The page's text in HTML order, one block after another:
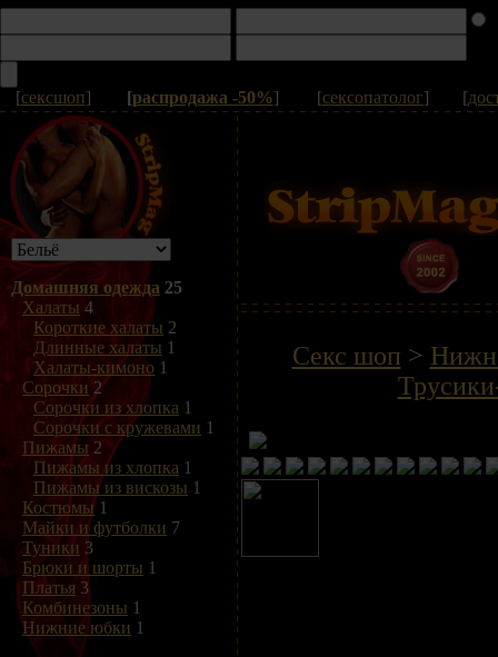
[сексшоп] [распродажа -50%] [сексопатолог] [
Домашняя одежда 25
Халаты 4
Короткие халаты 2
Длинные халаты 1
Халаты-кимоно 1
Сорочки 2
Сорочки из хлопка 1
Сорочки с кружевами 1
Пижамы 2
Пижамы из хлопка 1
Пижамы из вискозы 1
Костюмы1
Майки и футболки 7
Туники 3
Брюки и шорты 1
Платья 3
Комбинезоны 1
Нижние юбки 1
Секс шоп >